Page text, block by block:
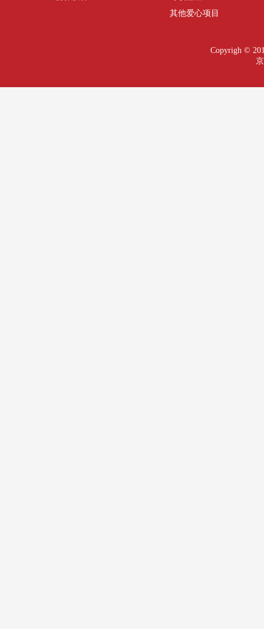
其他爱心项目
Copyrigh ©